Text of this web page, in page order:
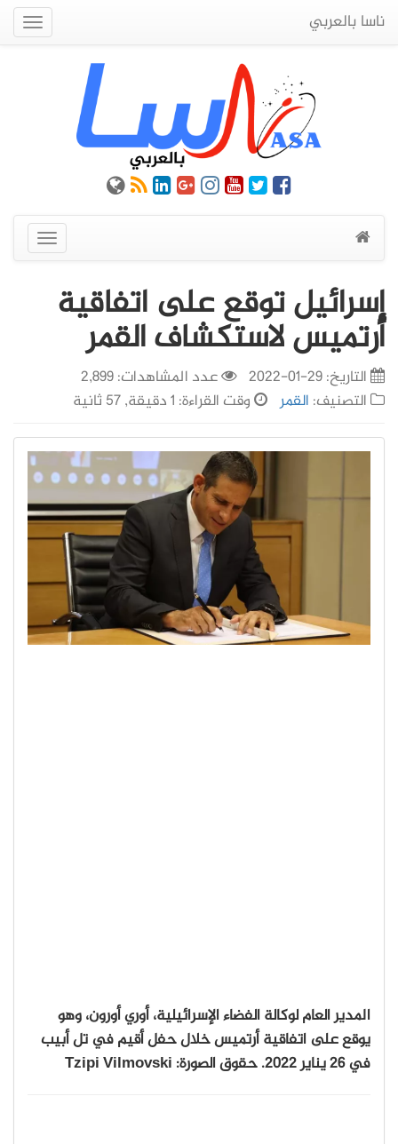
ناسا بالعربي
عرض
القائمة
إسرائيل توقع على اتفاقية
أرتميس لاستكشاف القمر
التاريخ:29-01-2022
عدد المشاهدات: 2,899
التصنيف: القمر وقت القراءة: 1 دقيقة, 57 ثانية
المدير العام لوكالة الفضاء الإسرائيلية، أوري أورون، وهو
يوقع على اتفاقية أرتميس خلال حفل أقيم في تل أبيب
في 26 يناير 2022. حقوق الصورة: Tzipi Vilmovski